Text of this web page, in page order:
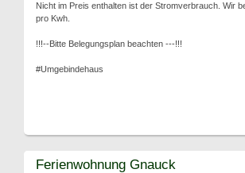
Nicht im Preis enthalten ist der Stromverbrauch. Wir
pro Kwh.
!!!--Bitte Belegungsplan beachten ---!!!
#Umgebindehaus
Ferienwohnung Gnauck